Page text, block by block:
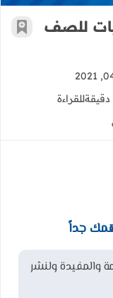
للصف
أضف
للقراءة
جداً
والمفيدة ولنشر